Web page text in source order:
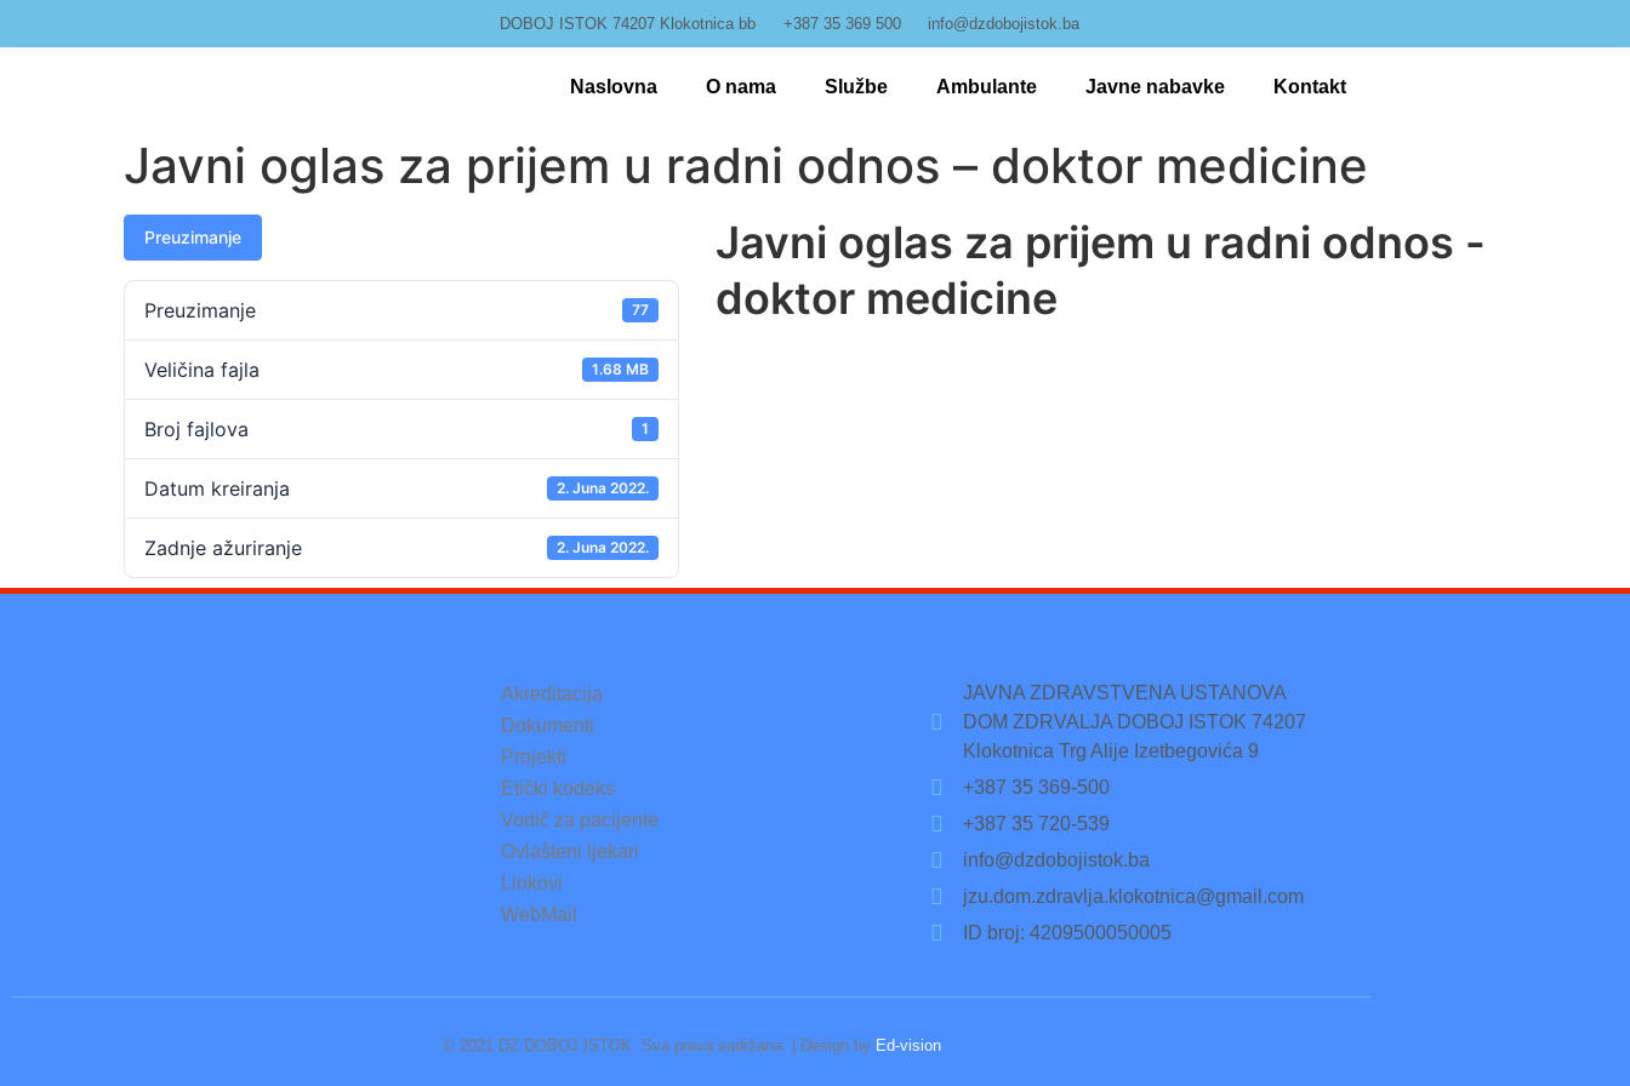
DOBOJ ISTOK 74207 Klokotnica bb +387 35 369 500 info@dzdobojistok.ba
Naslovna O nama Službe Ambulante Javne nabavke Kontakt
Javni oglas za prijem u radni odnos – doktor medicine
Preuzimanje
Preuzimanje 77
Veličina fajla 1.68 MB
Broj fajlova 1
Datum kreiranja 2. Juna 2022.
Zadnje ažuriranje 2. Juna 2022.
Javni oglas za prijem u radni odnos -
doktor medicine
Akreditacija
Dokumenti
Projekti
Etički kodeks
Vodič za pacijente
Ovlašteni ljekari
Linkovi
WebMail
JAVNA ZDRAVSTVENA USTANOVA
DOM ZDRVALJA DOBOJ ISTOK 74207
Klokotnica Trg Alije Izetbegovića 9
+387 35 369-500
+387 35 720-539
info@dzdobojistok.ba
jzu.dom.zdravlja.klokotnica@gmail.com
ID broj: 4209500050005
© 2021 DZ DOBOJ ISTOK. Sva prava sadržana. | Design by Ed-vision